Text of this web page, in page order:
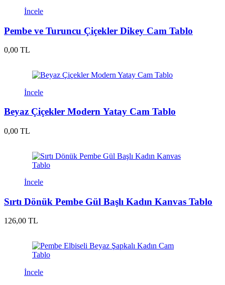
İncele
Pembe ve Turuncu Çiçekler Dikey Cam Tablo
0,00 TL
İncele
Beyaz Çiçekler Modern Yatay Cam Tablo
0,00 TL
İncele
Sırtı Dönük Pembe Gül Başlı Kadın Kanvas Tablo
126,00 TL
İncele